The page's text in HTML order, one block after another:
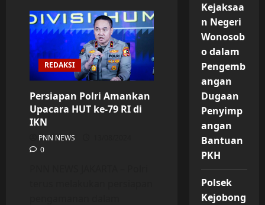
LSPR
Gelar
Kampanye
“Berani
Lindungi”,
Edukasi
Anak
dan
Orang
Kenali
Batasan
Tubuh
REDAKSI
Persiapan Polri Amankan
Upacara HUT ke-79 RI di
IKN
PNN NEWS
0
Kejaksaa
n Negeri
Wonosob
o dalam
Pengemb
angan
Dugaan
Penyimp
angan
Bantuan
PKH
Polsek
Kejobong